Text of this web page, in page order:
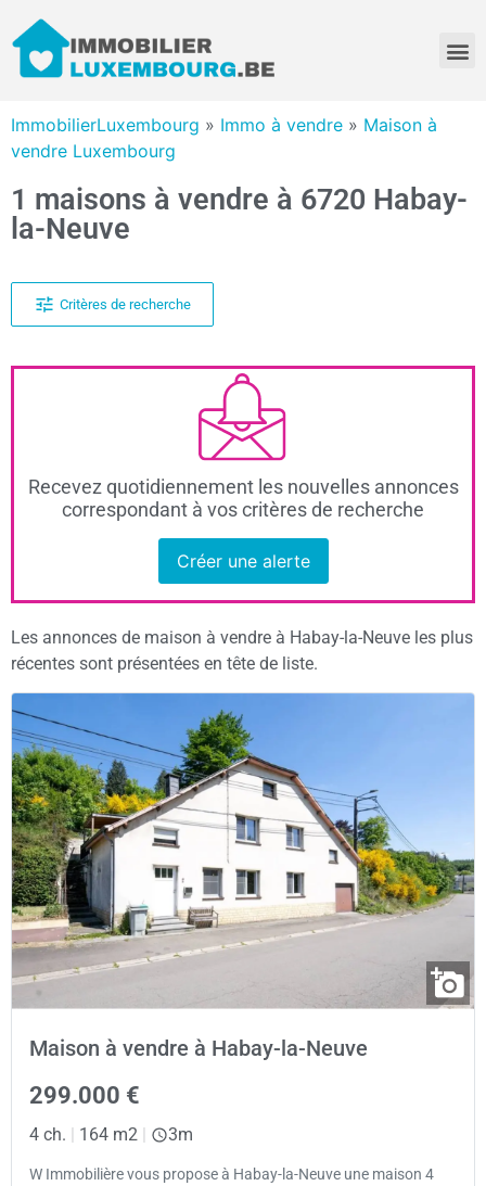
ImmobilierLuxembourg » Immo à vendre » Maison à
vendre Luxembourg
1 maisons à vendre à 6720 Habay-
la-Neuve
Critères de recherche
Recevez quotidiennement les nouvelles annonces
correspondant à vos critères de recherche
Créer une alerte
Les annonces de maison à vendre à Habay-la-Neuve les plus
récentes sont présentées en tête de liste.
Maison à vendre à Habay-la-Neuve
299.000 €
4 ch. | 164 m2 | 3m
W Immobilière vous propose à Habay-la-Neuve une maison 4